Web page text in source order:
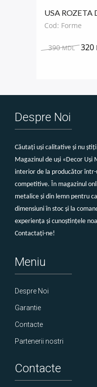
USA ROZETA
ROTUND
Cod: Forme
390MDL 320
Despre Noi
Căutați uși calitative și nu
Magazinul de uși «Decor Uși
interior de la producător
competitive. În magazinul
metalice și din lemn pentru
dimensiuni în stoc și la
experiența și cunoștințele
Contactați-ne!
Meniu
Despre Noi
Garantie
Contacte
Partenerii nostri
Contacte